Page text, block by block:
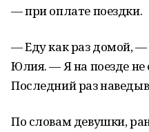
— при оплате поездки.
— Еду как раз домой, —
Юлия. — Я на поезде не
Последний раз
По словам девушки,